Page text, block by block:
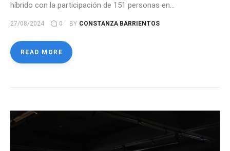
híbrido con la participación de 151 personas en…
27/08/2024 0 BY CONSTANZA BARRIENTOS
READ MORE